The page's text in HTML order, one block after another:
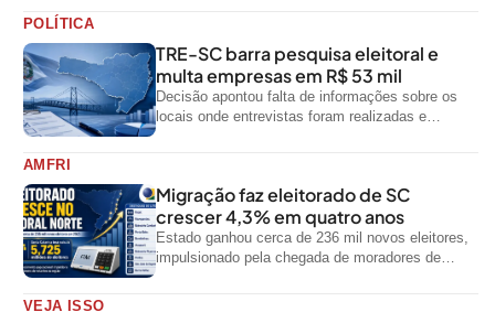
POLÍTICA
TRE-SC barra pesquisa eleitoral e
multa empresas em R$ 53 mil
Decisão apontou falta de informações sobre os
locais onde entrevistas foram realizadas e
AMFRI
Migração faz eleitorado de SC
crescer 4,3% em quatro anos
Estado ganhou cerca de 236 mil novos eleitores,
impulsionado pela chegada de moradores de
VEJA ISSO